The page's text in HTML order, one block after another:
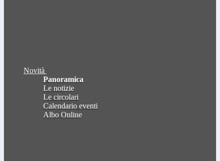
Novità
Panoramica
Le notizie
Le circolari
Calendario eventi
Albo Online